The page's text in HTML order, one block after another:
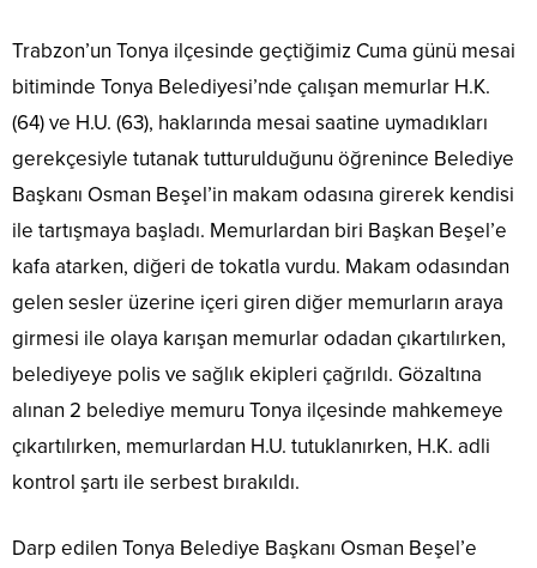
Trabzon’un Tonya ilçesinde geçtiğimiz Cuma günü mesai
bitiminde Tonya Belediyesi’nde çalışan memurlar H.K.
(64) ve H.U. (63), haklarında mesai saatine uymadıkları
gerekçesiyle tutanak tutturulduğunu öğrenince Belediye
Başkanı Osman Beşel’in makam odasına girerek kendisi
ile tartışmaya başladı. Memurlardan biri Başkan Beşel’e
kafa atarken, diğeri de tokatla vurdu. Makam odasından
gelen sesler üzerine içeri giren diğer memurların araya
girmesi ile olaya karışan memurlar odadan çıkartılırken,
belediyeye polis ve sağlık ekipleri çağrıldı. Gözaltına
alınan 2 belediye memuru Tonya ilçesinde mahkemeye
çıkartılırken, memurlardan H.U. tutuklanırken, H.K. adli
kontrol şartı ile serbest bırakıldı.
Darp edilen Tonya Belediye Başkanı Osman Beşel’e